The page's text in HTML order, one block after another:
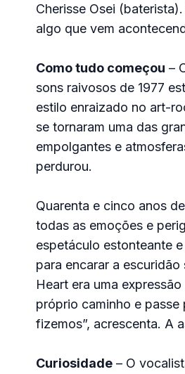
Cherisse Osei
algo que vem
Como tudo começou –
sons raivosos de 1977
estilo enraizado no art-
se tornaram uma das
empolgantes e
perdurou.
Quarenta e cinco anos
todas as emoções e
espetáculo estonteante
para encarar a
Heart era uma
próprio caminho e passe
fizemos”, acrescenta. A
Curiosidade– O